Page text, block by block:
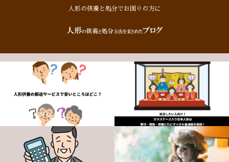
人形の供養と処分でお困りの方に